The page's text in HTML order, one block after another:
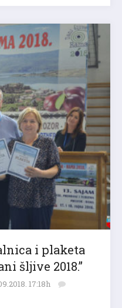
i plaketa
šljive 2018.”
17:18h